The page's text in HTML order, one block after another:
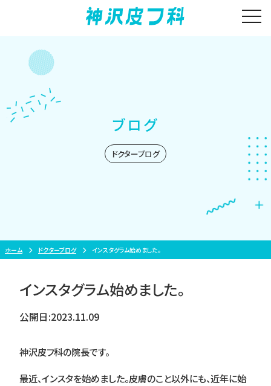
ブログ
ドクターブログ
ホーム ドクターブログ インスタグラム始めました。
インスタグラム始めました。
公開日:2023.11.09
神沢皮フ科の院長です。
最近、インスタを始めました。皮膚のこと以外にも、近年に始